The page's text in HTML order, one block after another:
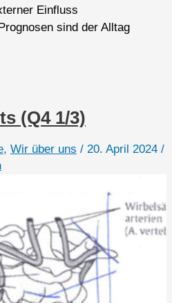
Einfluss
sind der Alltag
(Q4 1/3)
, Wir über uns / 20. April 2024 /